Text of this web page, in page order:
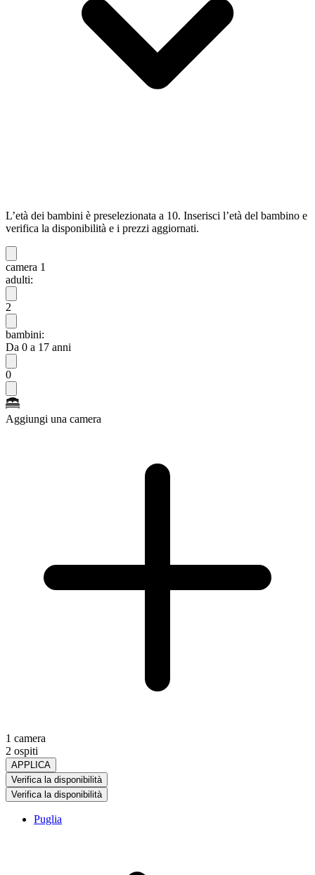
L’età dei bambini è preselezionata a 10. Inserisci l’età del bambino e
verifica la disponibilità e i prezzi aggiornati.
camera 1
adulti:
2
bambini:
Da 0 a 17 anni
0
Aggiungi una camera
1 camera
2 ospiti
APPLICA
Verifica la disponibilità
Verifica la disponibilità
Puglia